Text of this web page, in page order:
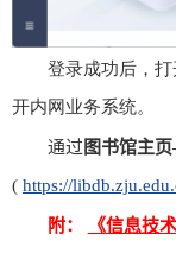
登录成功后，
开内网业务系统。
通过 图书馆主
( https://
附： 《信息技